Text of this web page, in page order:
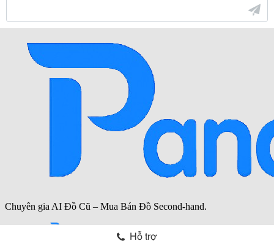
Hỗ trợ